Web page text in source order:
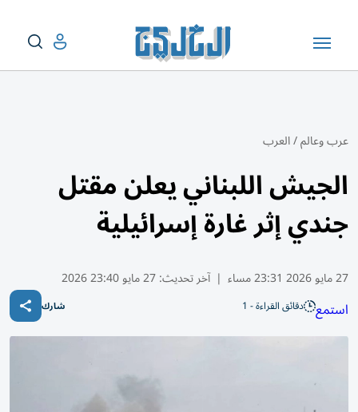
عرب وعالم/العرب
الجيش اللبناني يعلن مقتل
جندي إثر غارة إسرائيلية
27 مايو 2026 23:31 مساء | آخر تحديث:27 مايو 23:40 2026
استمع دقائق القراءة - 1 شارك